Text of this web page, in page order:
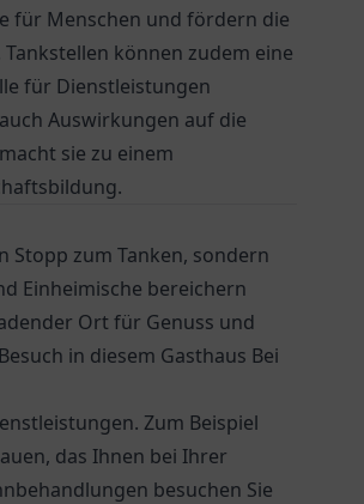
für Menschen und fördern die
können zudem eine
für Dienstleistungen
Auswirkungen auf die
sie zu einem
Stopp zum Tanken, sondern
Einheimische bereichern
Ort für Genuss und
in diesem Gasthaus Bei
Zum Beispiel
das Ihnen bei Ihrer
besuchen Sie